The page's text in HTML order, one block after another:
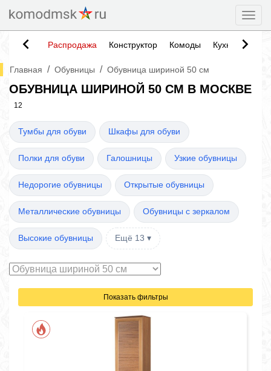
Распродажа Конструктор Комоды Кухни
Главная / Обувницы / Обувница шириной 50 см
ОБУВНИЦА ШИРИНОЙ 50 СМ В МОСКВЕ
12
Тумбы для обуви Шкафы для обуви
Полки для обуви Галошницы Узкие обувницы
Недорогие обувницы Открытые обувницы
Металлические обувницы Обувницы с зеркалом
Высокие обувницы Ещё 13 ▾
Показать фильтры